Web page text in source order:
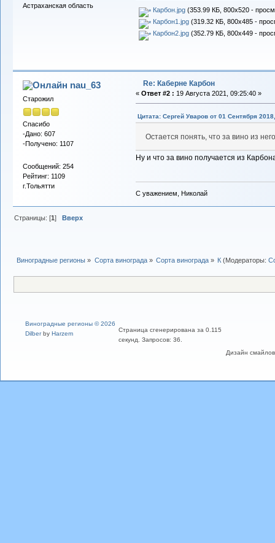
Астраханская область
Карбон.jpg(353.99 КБ, 800x520 -
Карбон1.jpg(319.32 КБ, 800x485 -
Карбон2.jpg(352.79 КБ, 800x449 -
nau_63
Старожил
Спасибо
-Дано: 607
-Получено: 1107
Сообщений: 254
Рейтинг: 1109
г.Тольятти
Re: Каберне Карбон
« Ответ #2 : 19 Августа 2021, 09:25:40 »
Цитата: Сергей Уваров от 01 Сентября
Остается понять, что за вино из
Ну и что за вино получается из
С уважением, Николай
Страницы: [1]Вверх
Виноградные регионы » Сорта винограда» Сорта винограда» К (Модераторы:
Дизайн
Виноградные регионы © 2026
Dilberby Harzem
Страница сгенерирована за 0.115
секунд. Запросов: 36.